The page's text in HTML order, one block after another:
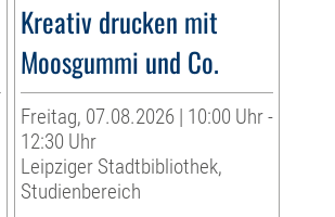
Kreativ drucken mit
Moosgummi und Co.
Freitag, 07.08.2026 | 10:00 Uhr -
12:30 Uhr
Leipziger Stadtbibliothek,
Studienbereich